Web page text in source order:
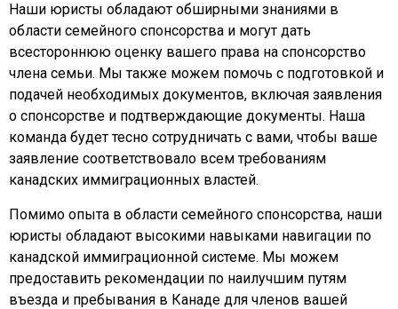
Наши юристы обладают обширными знаниями в
области семейного спонсорства и могут дать
всестороннюю оценку вашего права на спонсорство
члена семьи. Мы также можем помочь с подготовкой и
подачей необходимых документов, включая заявления
о спонсорстве и подтверждающие документы. Наша
команда будет тесно сотрудничать с вами, чтобы ваше
заявление соответствовало всем требованиям
канадских иммиграционных властей.
Помимо опыта в области семейного спонсорства, наши
юристы обладают высокими навыками навигации по
канадской иммиграционной системе. Мы можем
предоставить рекомендации по наилучшим путям
въезда и пребывания в Канаде для членов вашей